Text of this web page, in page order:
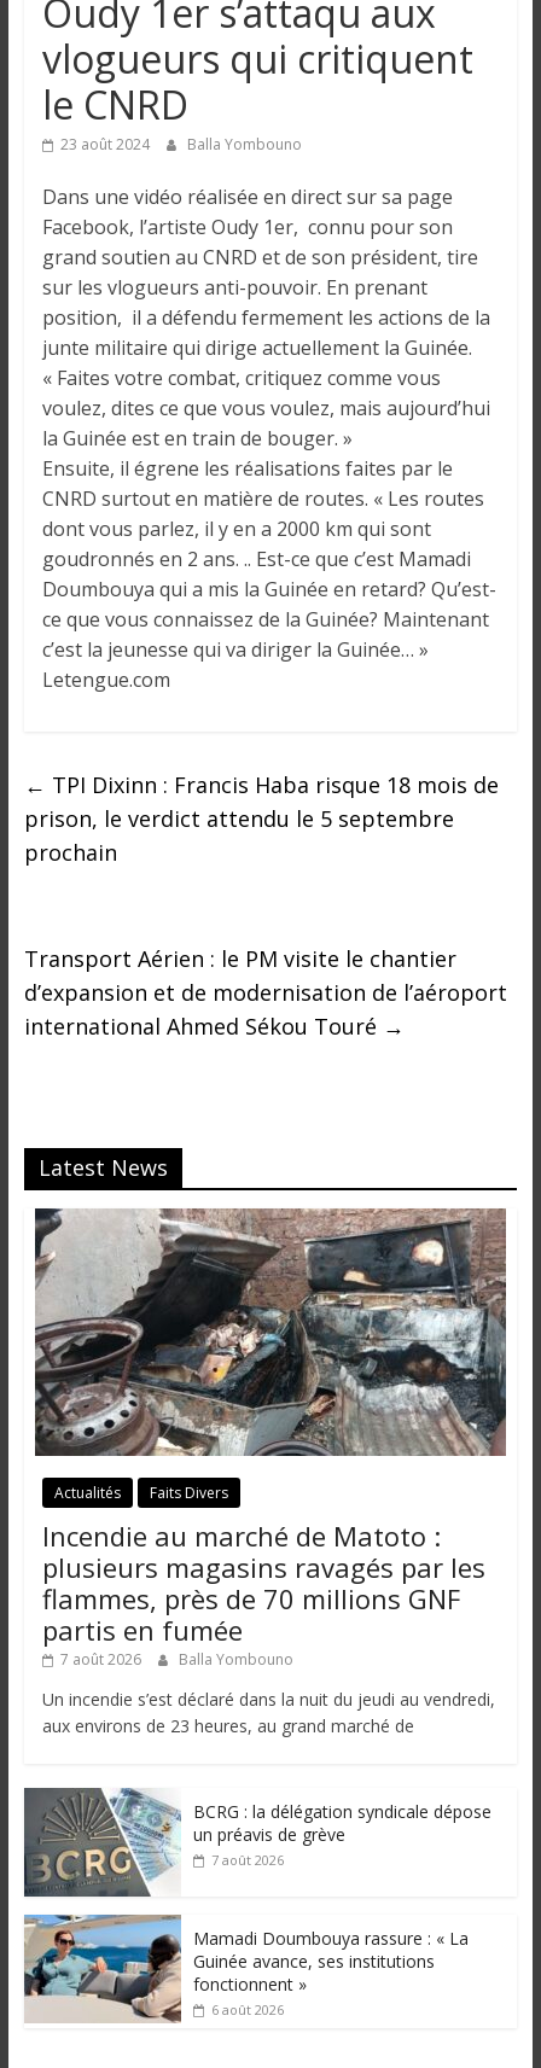
n
g
u
e
e
s
r
a
G
é
m
Oudy 1er s’attaqu aux
vlogueurs qui critiquent
le CNRD
23 août 2024 Balla Yombouno
Dans une vidéo réalisée en direct sur sa page
Facebook, l’artiste Oudy 1er, connu pour son
grand soutien au CNRD et de son président, tire
sur les vlogueurs anti-pouvoir. En prenant
position, il a défendu fermement les actions de la
junte militaire qui dirige actuellement la Guinée.
« Faites votre combat, critiquez comme vous
voulez, dites ce que vous voulez, mais aujourd’hui
la Guinée est en train de bouger. »
Ensuite, il égrene les réalisations faites par le
CNRD surtout en matière de routes. « Les routes
dont vous parlez, il y en a 2000 km qui sont
goudronnés en 2 ans. .. Est-ce que c’est Mamadi
Doumbouya qui a mis la Guinée en retard? Qu’est-
ce que vous connaissez de la Guinée? Maintenant
c’est la jeunesse qui va diriger la Guinée… »
Letengue.com
← TPI Dixinn : Francis Haba risque 18 mois de
prison, le verdict attendu le 5 septembre
prochain
Transport Aérien : le PM visite le chantier
d’expansion et de modernisation de l’aéroport
international Ahmed Sékou Touré →
Latest News
Actualités Faits Divers
Incendie au marché de Matoto :
plusieurs magasins ravagés par les
flammes, près de 70 millions GNF
partis en fumée
7 août 2026 Balla Yombouno
Un incendie s’est déclaré dans la nuit du jeudi au vendredi,
aux environs de 23 heures, au grand marché de
BCRG : la délégation syndicale dépose
un préavis de grève
7 août 2026
Mamadi Doumbouya rassure : « La
Guinée avance, ses institutions
fonctionnent »
6 août 2026